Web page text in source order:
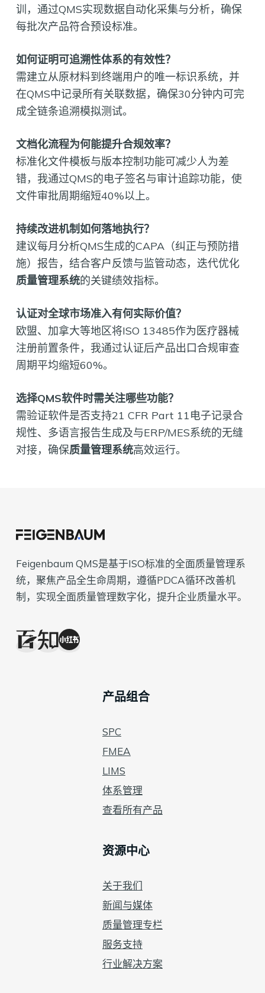
训，通过QMS实现数据自动化采集与分析，确保
每批次产品符合预设标准。
如何证明可追溯性体系的有效性？
需建立从原材料到终端用户的唯一标识系统，并
在QMS中记录所有关联数据，确保30分钟内可完
成全链条追溯模拟测试。
文档化流程为何能提升合规效率？
标准化文件模板与版本控制功能可减少人为差
错，我通过QMS的电子签名与审计追踪功能，使
文件审批周期缩短40%以上。
持续改进机制如何落地执行？
建议每月分析QMS生成的CAPA（纠正与预防措
施）报告，结合客户反馈与监管动态，迭代优化
质量管理系统的关键绩效指标。
认证对全球市场准入有何实际价值？
欧盟、加拿大等地区将ISO 13485作为医疗器械
注册前置条件，我通过认证后产品出口合规审查
周期平均缩短60%。
选择QMS软件时需关注哪些功能？
需验证软件是否支持21 CFR Part 11电子记录合
规性、多语言报告生成及与ERP/MES系统的无缝
对接，确保质量管理系统高效运行。
Feigenbaum QMS是基于ISO标准的全面质量管理系
统，聚焦产品全生命周期，遵循PDCA循环改善机
制，实现全面质量管理数字化，提升企业质量水平。
产品组合
SPC
FMEA
LIMS
体系管理
查看所有产品
资源中心
关于我们
新闻与媒体
质量管理专栏
服务支持
行业解决方案